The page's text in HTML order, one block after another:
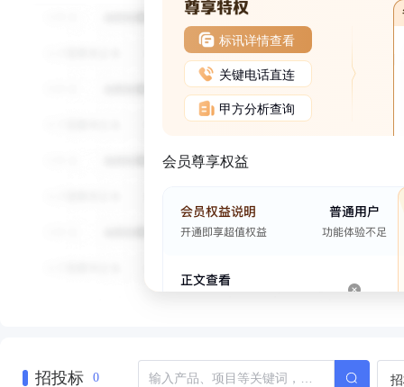
标讯详情查看
关键电话直连
甲方分析查询
会员尊享权益
招投标 0